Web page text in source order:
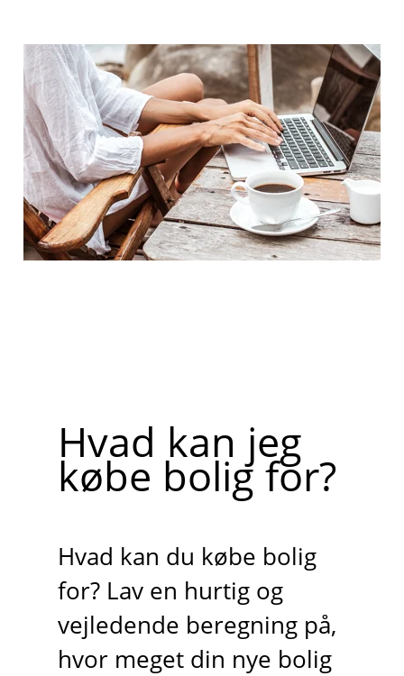
Hvad kan jeg
købe bolig for?
Hvad kan du købe bolig
for? Lav en hurtig og
vejledende beregning på,
hvor meget din nye bolig